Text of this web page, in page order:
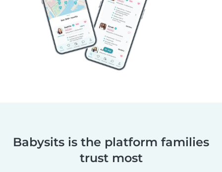
Babysits is the platform families
trust most